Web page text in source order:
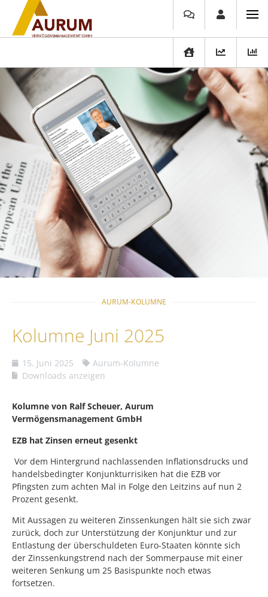
AURUM-KOLUMNE
Kolumne Juni 2025
15. Juni 2025
Aurum-Kolumne
Downloads anzeigen
Kolumne von Ralf Scheuer, Aurum
Vermögensmanagement GmbH
EZB hat Zinsen erneut gesenkt
Vor dem Hintergrund nachlassenden Inflationsdrucks und
handelsbedingter Konjunkturrisiken hat die EZB vor
Pfingsten zum achten Mal in Folge den Leitzins auf nun 2
Prozent gesenkt.
Mit Aussagen zu weiteren Zinssenkungen hält sie sich zwar
zurück, doch zur Unterstützung der Konjunktur und zur
Entlastung der überschuldeten Euro-Staaten könnte sich
der Zinssenkungstrend nach der Sommerpause mit einer
weiteren Senkung um 25 Basispunkte noch etwas
fortsetzen.